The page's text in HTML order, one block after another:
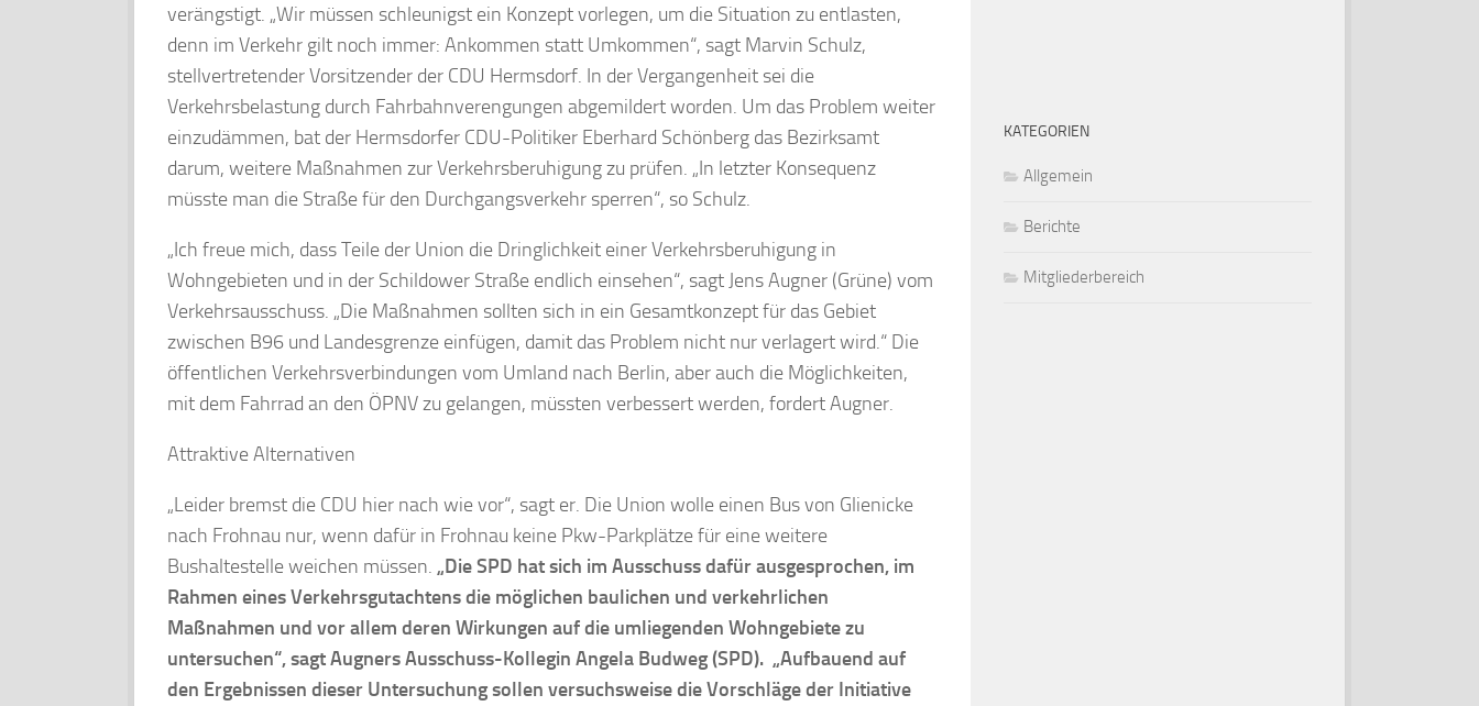
verängstigt. „Wir müssen schleunigst ein Konzept vorlegen, um die Situation zu entlasten,
denn im Verkehr gilt noch immer: Ankommen statt Umkommen“, sagt Marvin Schulz,
stellvertretender Vorsitzender der CDU Hermsdorf. In der Vergangenheit sei die
Verkehrsbelastung durch Fahrbahnverengungen abgemildert worden. Um das Problem weiter
einzudämmen, bat der Hermsdorfer CDU-Politiker Eberhard Schönberg das Bezirksamt
darum, weitere Maßnahmen zur Verkehrsberuhigung zu prüfen. „In letzter Konsequenz
müsste man die Straße für den Durchgangsverkehr sperren“, so Schulz.
„Ich freue mich, dass Teile der Union die Dringlichkeit einer Verkehrsberuhigung in
Wohngebieten und in der Schildower Straße endlich einsehen“, sagt Jens Augner (Grüne) vom
Verkehrsausschuss. „Die Maßnahmen sollten sich in ein Gesamtkonzept für das Gebiet
zwischen B96 und Landesgrenze einfügen, damit das Problem nicht nur verlagert wird.“ Die
öffentlichen Verkehrsverbindungen vom Umland nach Berlin, aber auch die Möglichkeiten,
mit dem Fahrrad an den ÖPNV zu gelangen, müssten verbessert werden, fordert Augner.
Attraktive Alternativen
„Leider bremst die CDU hier nach wie vor“, sagt er. Die Union wolle einen Bus von Glienicke
nach Frohnau nur, wenn dafür in Frohnau keine Pkw-Parkplätze für eine weitere
Bushaltestelle weichen müssen. „Die SPD hat sich im Ausschuss dafür ausgesprochen, im
Rahmen eines Verkehrsgutachtens die möglichen baulichen und verkehrlichen
Maßnahmen und vor allem deren Wirkungen auf die umliegenden Wohngebiete zu
untersuchen“, sagt Augners Ausschuss-Kollegin Angela Budweg (SPD). „Aufbauend auf
den Ergebnissen dieser Untersuchung sollen versuchsweise die Vorschläge der Initiative
KATEGORIEN
Allgemein
Berichte
Mitgliederbereich